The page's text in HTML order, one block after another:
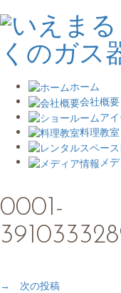
ホーム
会社概要
ア
料理教室
メ
0001-
→ 次の投稿